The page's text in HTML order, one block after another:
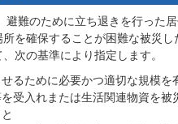
避難のために立ち退きを行った
を確保することが困難な被災
次の基準により指定します。
るために必要かつ適切な規模を
受入れまたは生活関連物資を